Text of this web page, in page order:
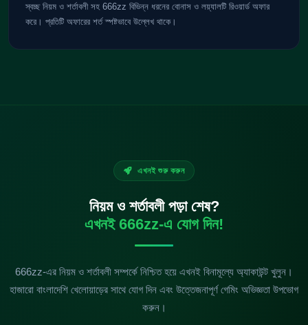
স্বচ্ছ নিয়ম ও শর্তাবলী সহ 666zz বিভিন্ন ধরনের বোনাস ও লয়্যালটি রিওয়ার্ড অফার
করে। প্রতিটি অফারের শর্ত স্পষ্টভাবে উল্লেখ থাকে।
এখনই শুরু করুন
নিয়ম ও শর্তাবলী পড়া শেষ?
এখনই 666zz-এ যোগ দিন!
666zz-এর নিয়ম ও শর্তাবলী সম্পর্কে নিশ্চিত হয়ে এখনই বিনামূল্যে অ্যাকাউন্ট খুলুন।
হাজারো বাংলাদেশি খেলোয়াড়ের সাথে যোগ দিন এবং উত্তেজনাপূর্ণ গেমিং অভিজ্ঞতা উপভোগ
করুন।